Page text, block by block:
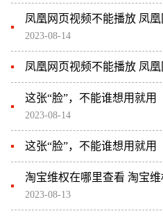
凤凰网页视频不能播放 凤
2023-08-14
凤凰网页视频不能播放 凤
这张“脸”，不能谁想用就用
2023-08-14
这张“脸”，不能谁想用就用
淘宝维权在哪里查看 淘宝
2023-08-13